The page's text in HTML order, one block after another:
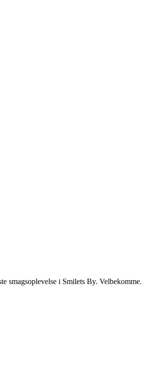
smagsoplevelse i Smilets By. Velbekomme.